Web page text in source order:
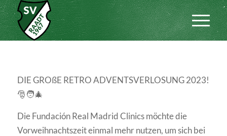
DIE GROßE RETRO ADVENTSVERLOSUNG 2023!
🎅🧑‍🎄
Die Fundación Real Madrid Clinics möchte die
Vorweihnachtszeit einmal mehr nutzen, um sich bei